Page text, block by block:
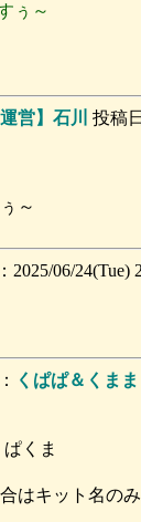
ぅ～
運営】石川 投稿
～
2025/06/24(Tue)
くぱぱ＆くまま
くま
はキット名のみ